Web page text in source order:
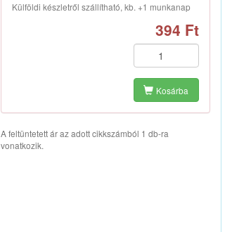
Külföldi készletről szállítható, kb. +1 munkanap
394 Ft
Kosárba
A feltüntetett ár az adott cikkszámból 1 db-ra
vonatkozik.